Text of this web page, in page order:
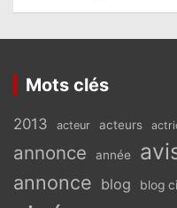
Mots clés
2013 acteur acteurs
annonce année
annonce blog blog